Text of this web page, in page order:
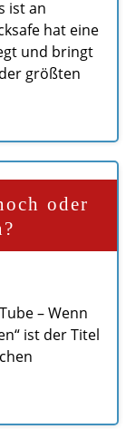
ist an
hat eine
und bringt
größten
oder
– Wenn
ist der Titel